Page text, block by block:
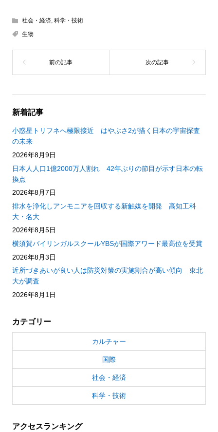
社会・経済, 科学・技術
生物
新着記事
小惑星トリフネへ極限接近 はやぶさ2が描く日本の宇宙探査
の未来
2026年8月9日
日本人人口1億2000万人割れ 42年ぶりの節目が示す日本の転
換点
2026年8月7日
排水を浄化しアンモニアを回収する新触媒を開発 高知工科
大・名大
2026年8月5日
横須賀バイリンガルスクールYBSが国際アワード最高位を受賞
2026年8月3日
近所づきあいが良い人は防災対策の実施割合が高い傾向 東北
大が調査
2026年8月1日
カテゴリー
カルチャー
国際
社会・経済
科学・技術
アクセスランキング